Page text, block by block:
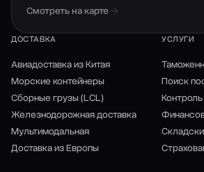
Смотреть на карте
ДОСТАВКА
Авиадоставка из Китая
Морские контейнеры
Сборные грузы (LCL)
Железнодорожная доставка
Мультимодальная
Доставка из Европы
УСЛУГИ
Поиск